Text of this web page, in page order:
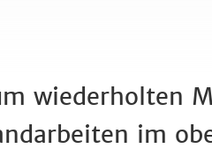
wiederholten
im